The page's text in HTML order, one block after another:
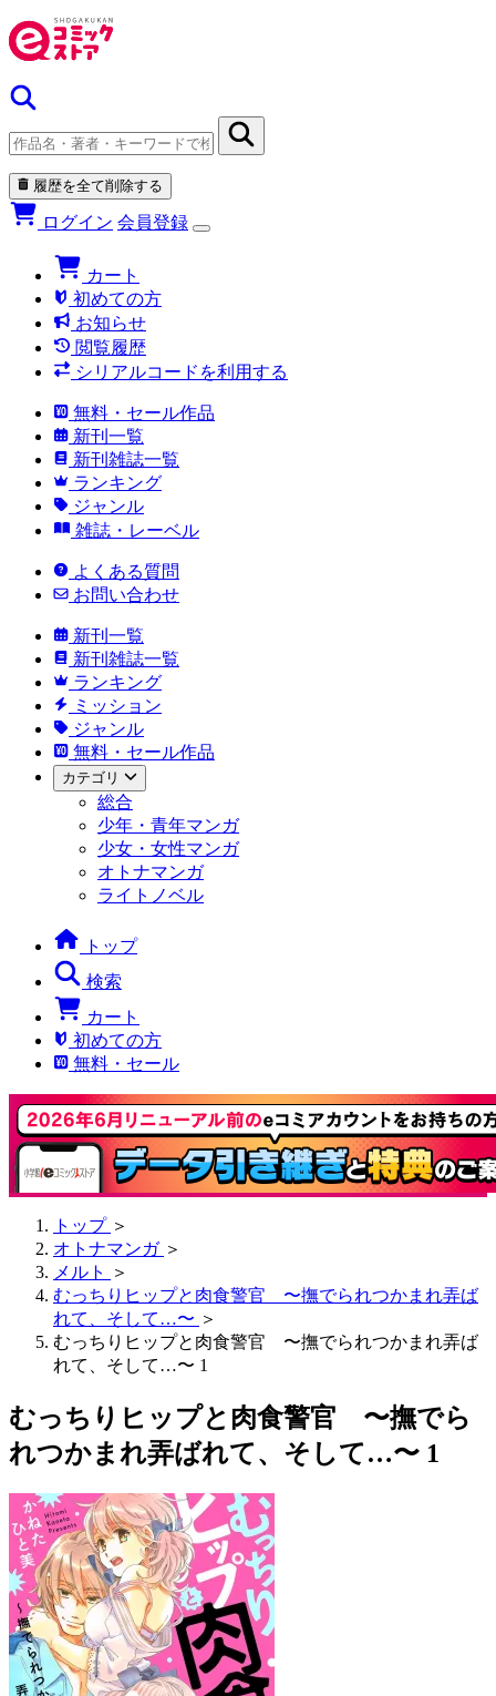
履歴を全て削除する
ログイン 会員登録
カート
初めての方
お知らせ
閲覧履歴
シリアルコードを利用する
無料・セール作品
新刊一覧
新刊雑誌一覧
ランキング
ジャンル
雑誌・レーベル
よくある質問
お問い合わせ
新刊一覧
新刊雑誌一覧
ランキング
ミッション
ジャンル
無料・セール作品
カテゴリ
総合
少年・青年マンガ
少女・女性マンガ
オトナマンガ
ライトノベル
トップ
検索
カート
初めての方
無料・セール
トップ ＞
オトナマンガ ＞
メルト
＞
むっちりヒップと肉食警官 〜撫でられつかまれ弄ば
れて、そして…〜 ＞
むっちりヒップと肉食警官 〜撫でられつかまれ弄ば
れて、そして…〜 1
むっちりヒップと肉食警官 〜撫でら
れつかまれ弄ばれて、そして…〜 1